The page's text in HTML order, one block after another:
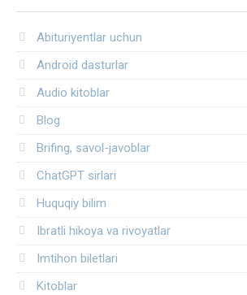
Abituriyentlar uchun
Android dasturlar
Audio kitoblar
Blog
Brifing, savol-javoblar
ChatGPT sirlari
Huquqiy bilim
Ibratli hikoya va rivoyatlar
Imtihon biletlari
Kitoblar